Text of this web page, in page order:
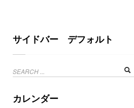
サイドバー デフォルト
カレンダー